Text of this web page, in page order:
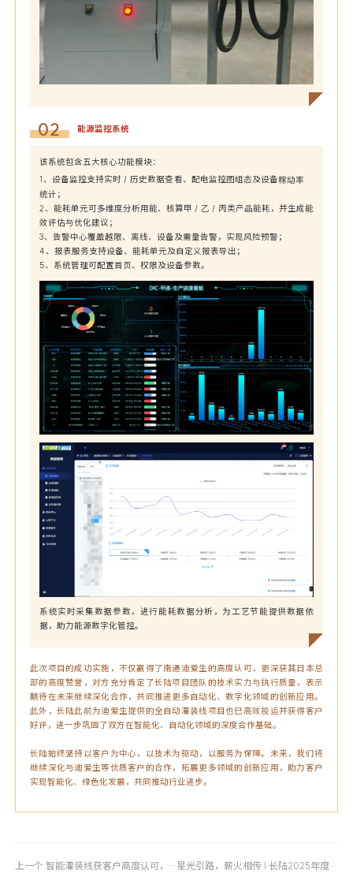
02 能源监控系统
该系统包含五大核心功能模块：
1、设备监控支持实时 / 历史数据查看、配电监控图组态及设备稼动率
统计；
2、能耗单元可多维度分析用能、核算甲 / 乙 / 丙类产品能耗，并生成能
效评估与优化建议；
3、告警中心覆盖越限、离线、设备及需量告警，实现风险预警；
4、报表服务支持设备、能耗单元及自定义报表导出；
5、系统管理可配置首页、权限及设备参数。
系统实时采集数据参数，进行能耗数据分析，为工艺节能提供数据依
据，助力能源数字化管控。
此次项目的成功实施，不仅赢得了南通迪爱生的高度认可，更深获其日本总
部的高度赞誉，对方充分肯定了长陆项目团队的技术实力与执行质量，表示
期待在未来继续深化合作，共同推进更多自动化、数字化领域的创新应用。
此外，长陆此前为迪爱生提供的全自动灌装线项目也已高效投运并获得客户
好评，进一步巩固了双方在智能化、自动化领域的深度合作基础。
长陆始终坚持以客户为中心，以技术为驱动，以服务为保障。未来，我们将
继续深化与迪爱生等优质客户的合作，拓展更多领域的创新应用，助力客户
实现智能化、绿色化发展，共同推动行业进步。
上一个 智能灌装线获客户高度认可，赋能南通迪爱生智能化升级 星光引路，薪火相传 | 长陆2025年度“优秀导师/讲师”表彰